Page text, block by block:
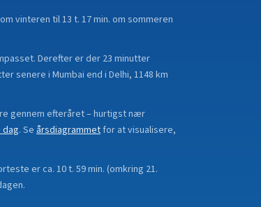
vinteren til 13 t. 17 min. om sommeren
Derefter er der 23 minutter
senere i Mumbai end i Delhi, 1148 km
gennem efteråret– hurtigst nær
. Se årsdiagrammetfor at visualisere,
er ca. 10 t. 59 min. (omkring 21.